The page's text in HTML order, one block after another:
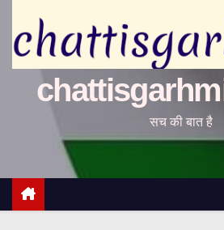
सच की बात है